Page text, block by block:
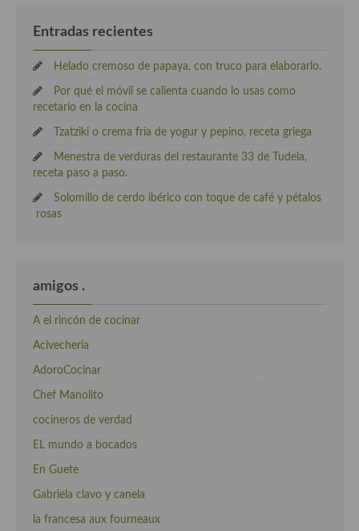
Entradas recientes
Helado cremoso de papaya, con truco para elaborarlo.
Por qué el móvil se calienta cuando lo usas como
recetario en la cocina
Tzatziki o crema fría de yogur y pepino, receta griega
Menestra de verduras del restaurante 33 de Tudela,
receta paso a paso.
Solomillo de cerdo ibérico con toque de café y pétalos
rosas
amigos .
A el rincón de cocinar
Acivecheria
AdoroCocinar
Chef Manolito
cocineros de verdad
EL mundo a bocados
En Guete
Gabriela clavo y canela
la francesa aux fourneaux